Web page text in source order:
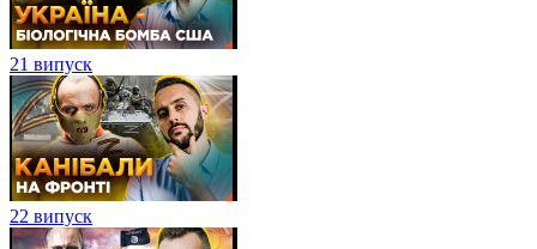
21 випуск
22 випуск